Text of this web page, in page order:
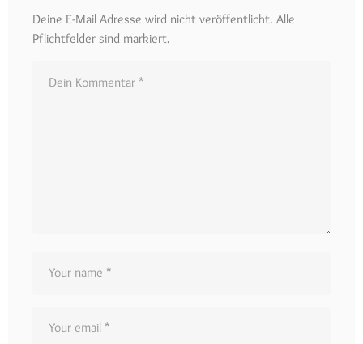
Deine E-Mail Adresse wird nicht veröffentlicht. Alle
Pflichtfelder sind markiert.